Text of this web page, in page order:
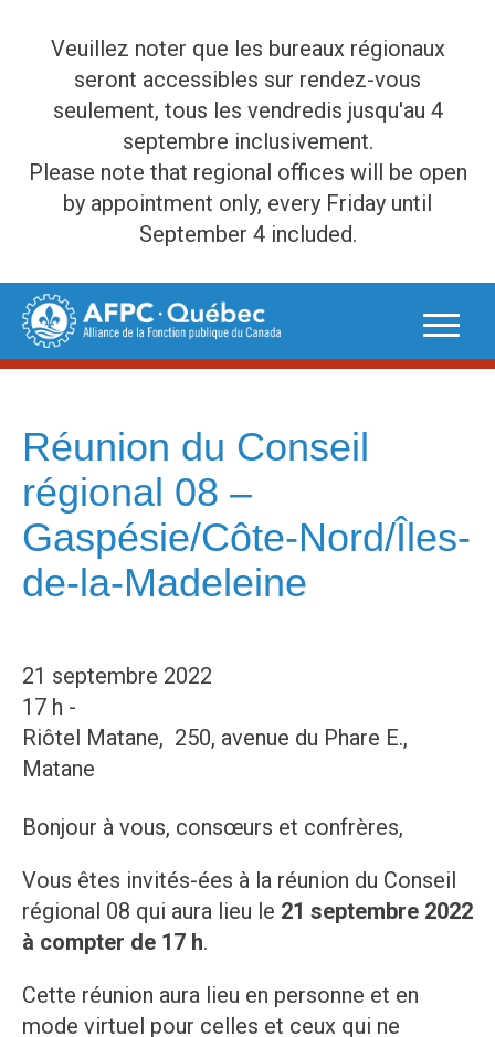
Veuillez noter que les bureaux régionaux
seront accessibles sur rendez-vous
seulement, tous les vendredis jusqu'au 4
septembre inclusivement.
Please note that regional offices will be open
by appointment only, every Friday until
September 4 included.
Skip
content
Réunion du Conseil
régional 08 –
Gaspésie/Côte-Nord/Îles-
de-la-Madeleine
21 septembre 2022
17 h -
Riôtel Matane, 250, avenue du Phare E.,
Matane
Bonjour à vous, consœurs et confrères,
Vous êtes invités-ées à la réunion du Conseil
régional 08 qui aura lieu le 21 septembre 2022
à compter de 17 h.
Cette réunion aura lieu en personne et en
mode virtuel pour celles et ceux qui ne